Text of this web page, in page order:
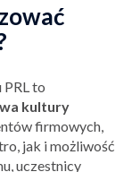
to
kultury
firmowych,
jak i możliwość
uczestnicy